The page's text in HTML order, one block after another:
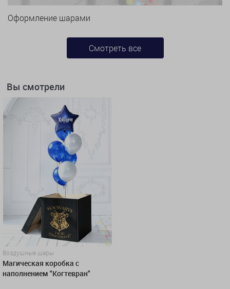
Оформление шарами
Смотреть все
Вы смотрели
Воздушные шары
Магическая коробка с
наполнением "Когтевран"